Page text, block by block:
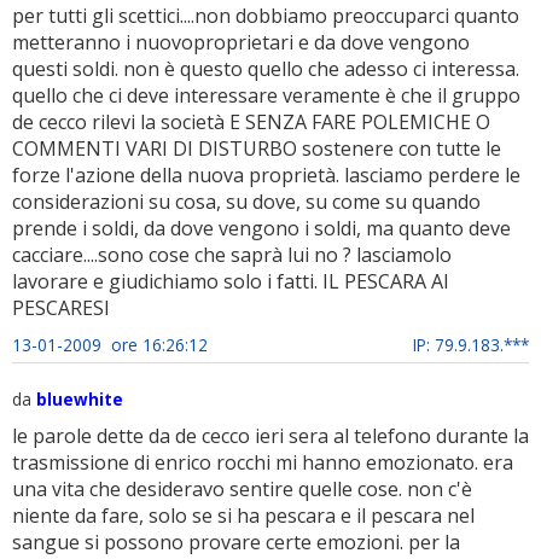
per tutti gli scettici....non dobbiamo preoccuparci quanto
metteranno i nuovoproprietari e da dove vengono
questi soldi. non è questo quello che adesso ci interessa.
quello che ci deve interessare veramente è che il gruppo
de cecco rilevi la società E SENZA FARE POLEMICHE O
COMMENTI VARI DI DISTURBO sostenere con tutte le
forze l'azione della nuova proprietà. lasciamo perdere le
considerazioni su cosa, su dove, su come su quando
prende i soldi, da dove vengono i soldi, ma quanto deve
cacciare....sono cose che saprà lui no ? lasciamolo
lavorare e giudichiamo solo i fatti. IL PESCARA AI
PESCARESI
13-01-2009 ore 16:26:12 IP: 79.9.183.***
da bluewhite
le parole dette da de cecco ieri sera al telefono durante la
trasmissione di enrico rocchi mi hanno emozionato. era
una vita che desideravo sentire quelle cose. non c'è
niente da fare, solo se si ha pescara e il pescara nel
sangue si possono provare certe emozioni. per la